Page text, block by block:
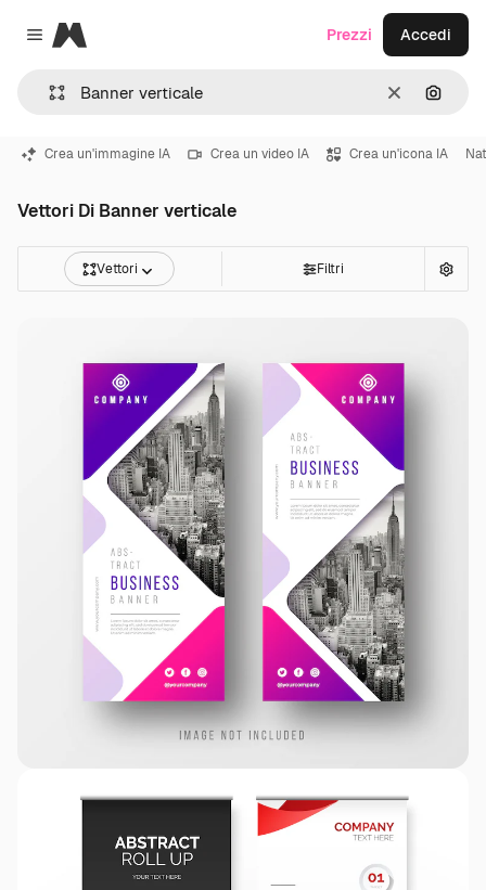
Close menu
Magnific
CancellaCerca
Prezzi Accedi
Crea un'immagine IA Crea un video IA Crea un'icona IA
Vettori Di Banner verticale
Vettori Filtri